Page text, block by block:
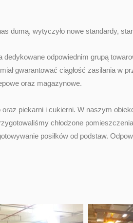
dumą, wytyczyło nowe standardy,
dedykowane odpowiednim grupą
gwarantować ciągłość zasilania w
oraz magazynowe.
piekarni i cukierni. W naszym
chłodzone
posiłków od podstaw.